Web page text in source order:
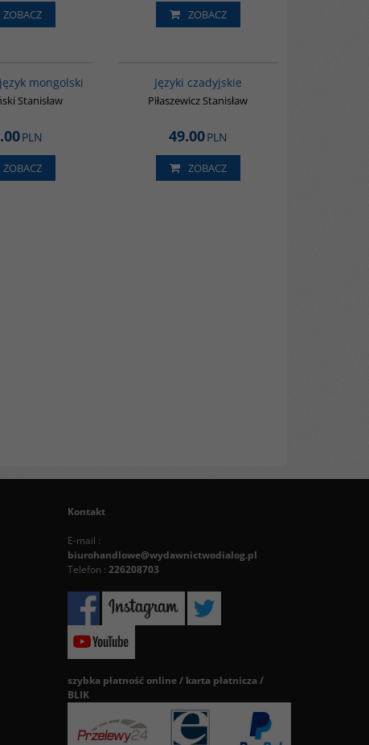
ZOBACZ ZOBACZ
mongolski
Stanisław
PLN
ZOBACZ
Języki czadyjskie
Piłaszewicz Stanisław
49.00PLN
ZOBACZ
Kontakt
E-mail :
biurohandlowe@wydawnictwodialog.pl
Telefon : 226208703
szybka płatność online / karta płatnicza /
BLIK